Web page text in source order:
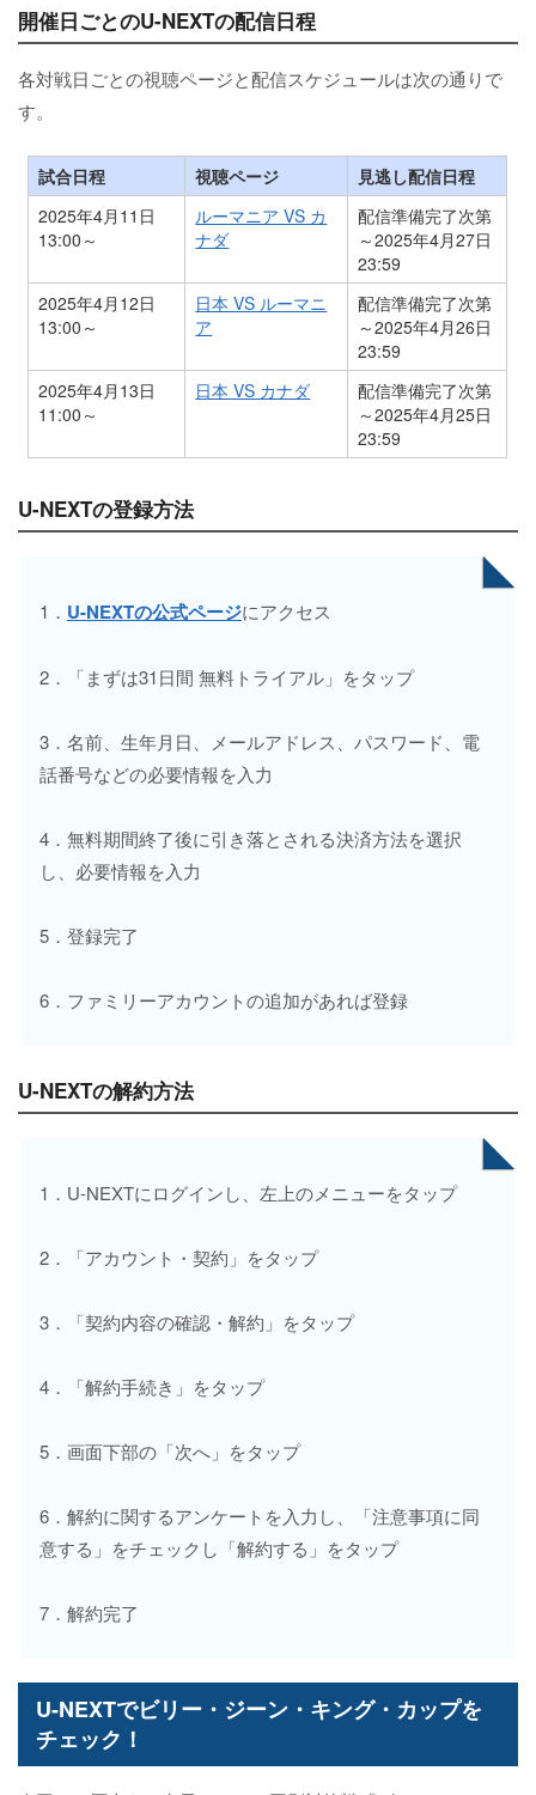
開催日ごとのU-NEXTの配信日程
各対戦日ごとの視聴ページと配信スケジュールは次の通りで
す。
試合日程 視聴ページ
見逃し配信日程
2025年4月11日
13:00～
ルーマニア VS カ
ナダ
配信準備完了次第
～2025年4月27日
23:59
2025年4月12日
13:00～
日本 VS ルーマニ
ア
配信準備完了次第
～2025年4月26日
23:59
2025年4月13日
11:00～
日本 VS カナダ
配信準備完了次第
～2025年4月25日
23:59
U-NEXTの登録方法
1． U-NEXTの公式ページにアクセス
2．「まずは31日間 無料トライアル」をタップ
3．名前、生年月日、メールアドレス、パスワード、電
話番号などの必要情報を入力
4．無料期間終了後に引き落とされる決済方法を選択
し、必要情報を入力
5．登録完了
6．ファミリーアカウントの追加があれば登録
U-NEXTの解約方法
1．U-NEXTにログインし、左上のメニューをタップ
2．「アカウント・契約」をタップ
3．「契約内容の確認・解約」をタップ
4．「解約手続き」をタップ
5．画面下部の「次へ」をタップ
6．解約に関するアンケートを入力し、「注意事項に同
意する」をチェックし「解約する」をタップ
7．解約完了
U-NEXTでビリー・ジーン・キング・カップを
チェック！